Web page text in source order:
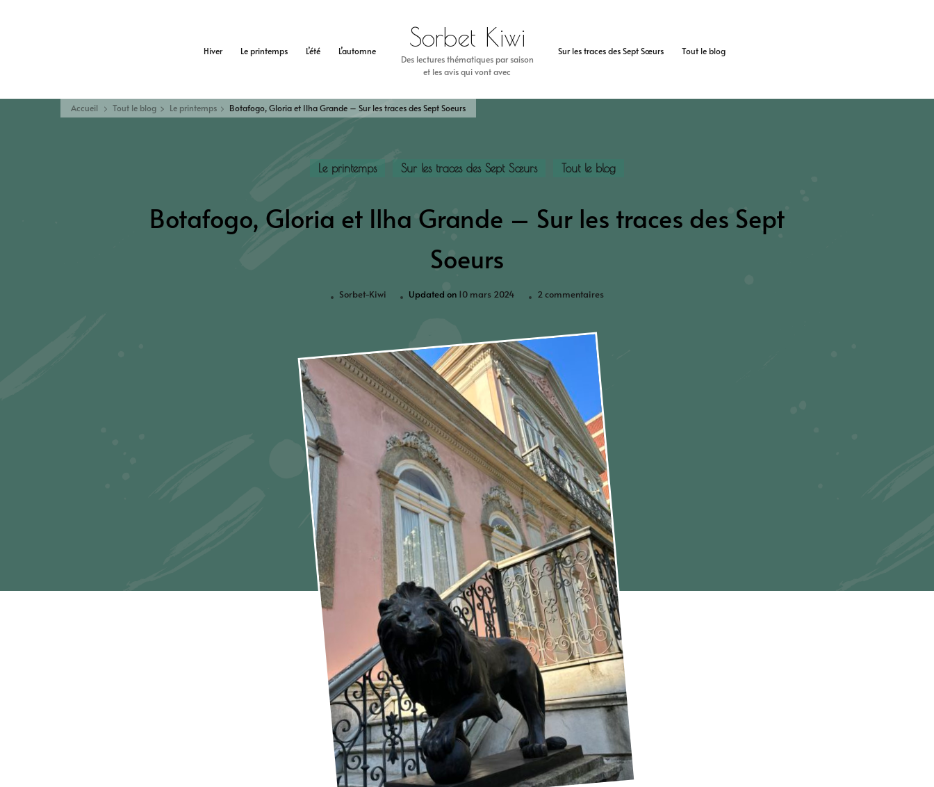
Hiver Le printemps L’été L’automne Sur les traces des Sept Sœurs Tout le blog
Sorbet Kiwi
Des lectures thématiques par saison
et les avis qui vont avec
Accueil Tout le blog Le printemps Botafogo, Gloria et Ilha Grande – Sur les traces des Sept Soeurs
Le printemps Sur les traces des Sept Sœurs Tout le blog
Botafogo, Gloria et Ilha Grande – Sur les traces des Sept
Soeurs
Sorbet-Kiwi Updated on 10 mars 2024 2 commentaires